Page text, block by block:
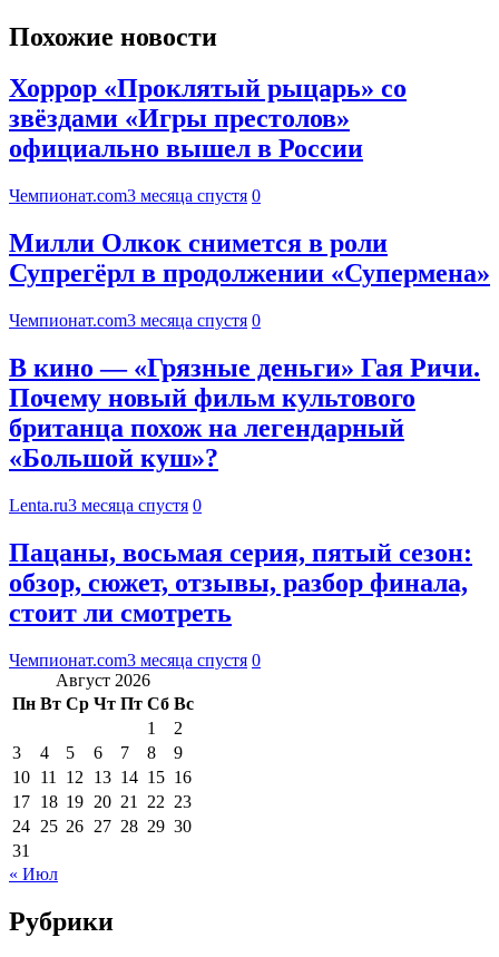
Похожие новости
Хоррор «Проклятый рыцарь» со
звёздами «Игры престолов»
официально вышел в России
Чемпионат.com3 месяца спустя 0
Милли Олкок снимется в роли
Супрегёрл в продолжении «Супермена»
Чемпионат.com3 месяца спустя 0
В кино — «Грязные деньги» Гая Ричи.
Почему новый фильм культового
британца похож на легендарный
«Большой куш»?
Lenta.ru3 месяца спустя 0
Пацаны, восьмая серия, пятый сезон:
обзор, сюжет, отзывы, разбор финала,
стоит ли смотреть
Чемпионат.com3 месяца спустя 0
Август 2026
Пн Вт Ср Чт Пт Сб Вс
1
2
3
4 5 6 7 8
9
10 11 12 13 14 15 16
17 18 19 20 21 22 23
24 25 26 27 28 29 30
31
« Июл
Рубрики